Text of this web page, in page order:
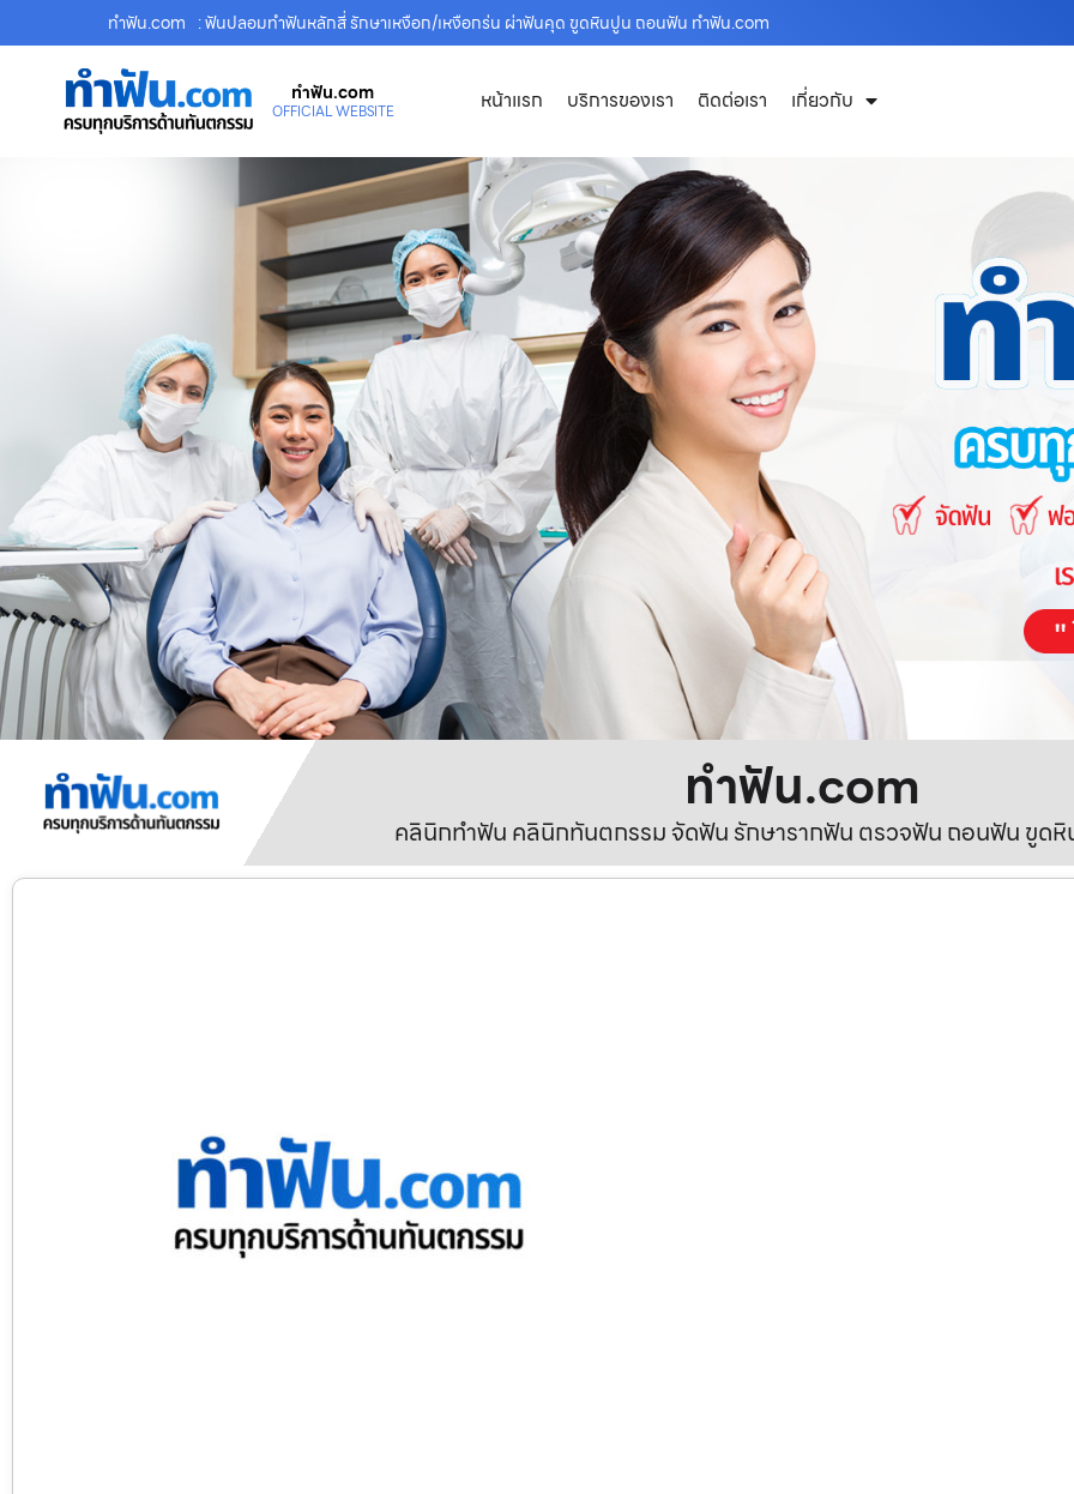
ทําฟัน.com : ฟันปลอมทำฟันหลักสี่ รักษาเหงือก/เหงือกร่น ผ่าฟันคุด ขูดหินปูน ถอนฟัน ทำฟัน.com
ทําฟัน.com
OFFICIAL WEBSITE หน้าแรก บริการของเรา ติดต่อเรา เกี่ยวกับ
ทําฟัน.com
คลินิกทำฟัน คลินิกทันตกรรม จัดฟัน รักษารากฟัน ตรวจฟัน ถอนฟัน ขูด